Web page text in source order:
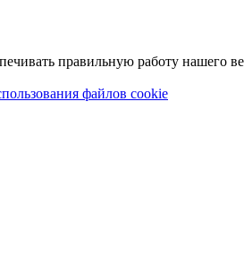
правильную работу нашего
файлов cookie